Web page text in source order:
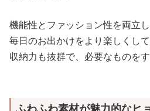
機能性とファッション性を両立
毎日のお出かけをより楽しくして
収納力も抜群で、必要なものを
ふわふわ素材が魅力的なヒ